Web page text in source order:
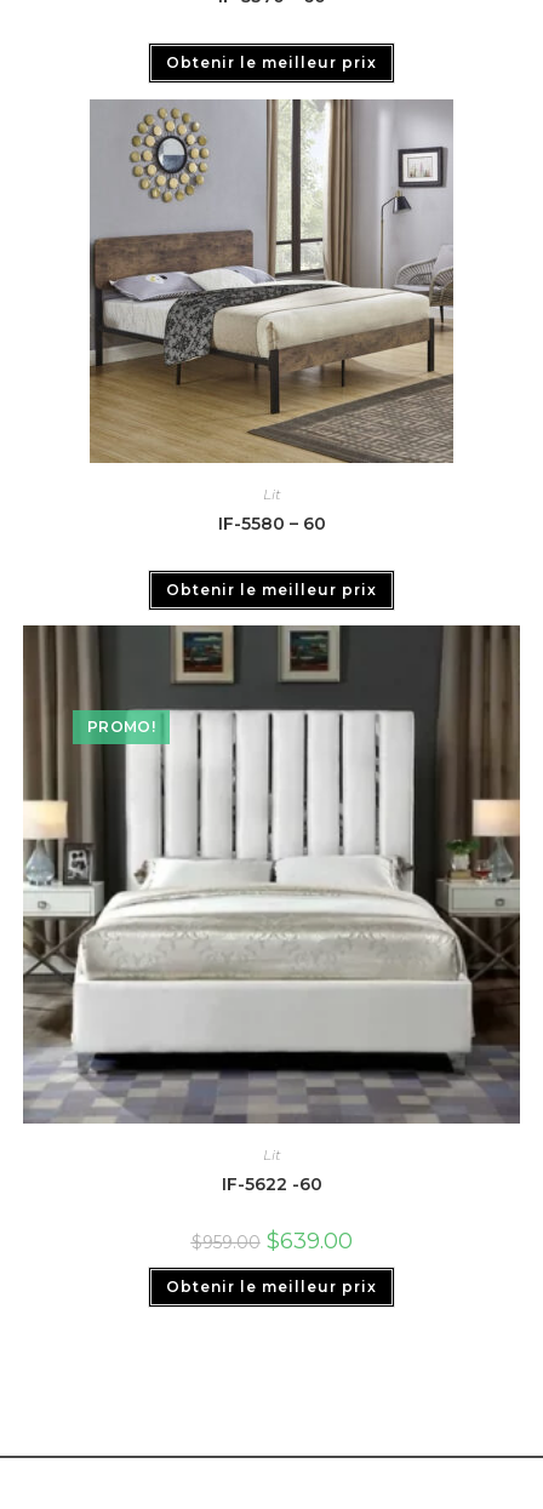
Obtenir le meilleur prix
Lit
IF-5580 – 60
Obtenir le meilleur prix
PROMO!
Lit
IF-5622 -60
$959.00 $639.00
Obtenir le meilleur prix